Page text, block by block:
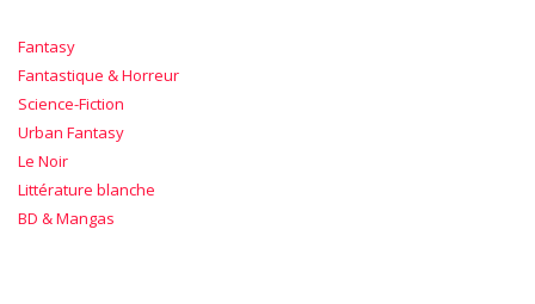
Fantasy
Fantastique & Horreur
Science-Fiction
Urban Fantasy
Le Noir
Littérature blanche
BD & Mangas